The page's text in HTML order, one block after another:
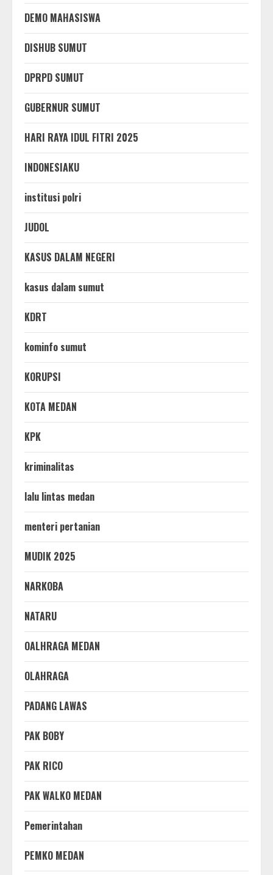
DEMO MAHASISWA
DISHUB SUMUT
DPRPD SUMUT
GUBERNUR SUMUT
HARI RAYA IDUL FITRI 2025
INDONESIAKU
institusi polri
JUDOL
KASUS DALAM NEGERI
kasus dalam sumut
KDRT
kominfo sumut
KORUPSI
KOTA MEDAN
KPK
kriminalitas
lalu lintas medan
menteri pertanian
MUDIK 2025
NARKOBA
NATARU
OALHRAGA MEDAN
OLAHRAGA
PADANG LAWAS
PAK BOBY
PAK RICO
PAK WALKO MEDAN
Pemerintahan
PEMKO MEDAN